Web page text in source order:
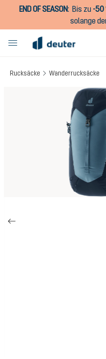
springen
END OF SEASON: Bis zu -50
solange
Rucksäcke Wanderrucksäcke
Bildergalerie überspringen